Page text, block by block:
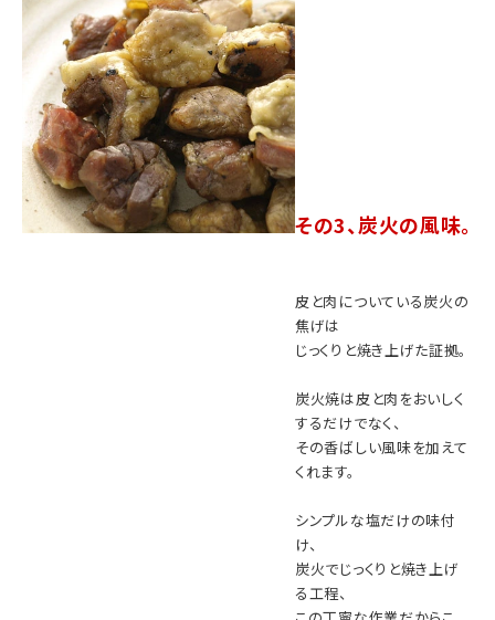
その3、炭火の風味。
皮と肉についている炭火の
焦げは
じっくりと焼き上げた証拠。
炭火焼は皮と肉をおいしく
するだけでなく、
その香ばしい風味を加えて
くれます。
シンプルな塩だけの味付
け、
炭火でじっくりと焼き上げ
る工程、